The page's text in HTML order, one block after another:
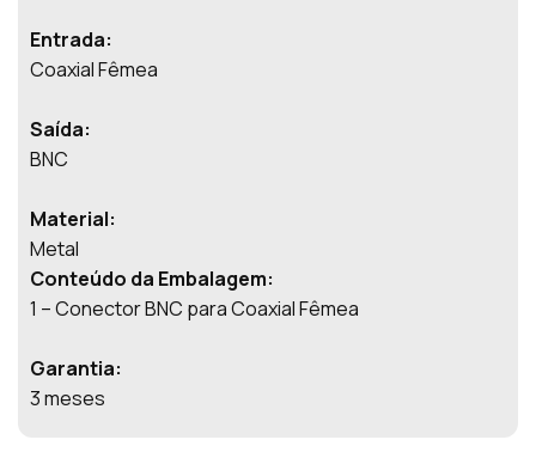
Entrada:
Coaxial Fêmea
Saída:
BNC
Material:
Metal
Conteúdo da Embalagem:
1 – Conector BNC para Coaxial Fêmea
Garantia:
3 meses